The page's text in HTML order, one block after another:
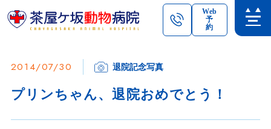
Web
予
約
2014/07/30 退院記念写真
プリンちゃん、退院おめでとう！